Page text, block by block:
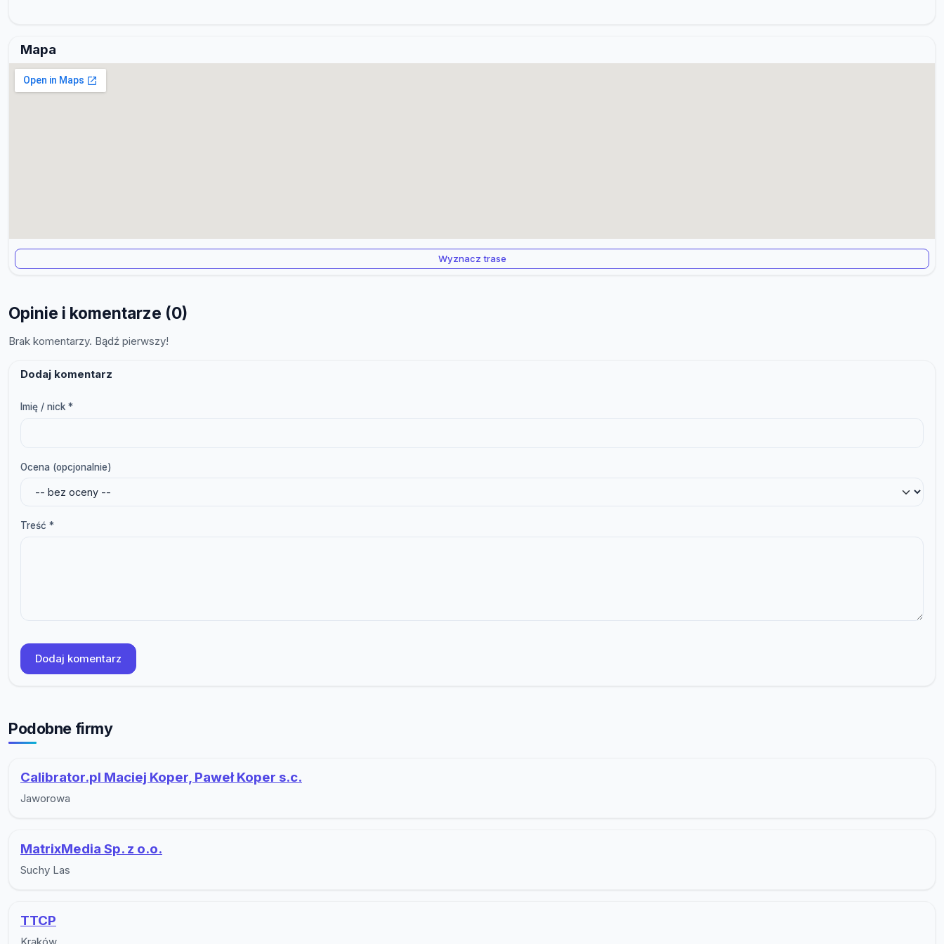
Mapa
Wyznacz trase
Opinie i komentarze (0)
Brak komentarzy. Bądź pierwszy!
Dodaj komentarz
Imię / nick *
Ocena (opcjonalnie)
Treść *
Dodaj komentarz
Podobne firmy
Calibrator.pl Maciej Koper, Paweł Koper s.c.
Jaworowa
MatrixMedia Sp. z o.o.
Suchy Las
TTCP